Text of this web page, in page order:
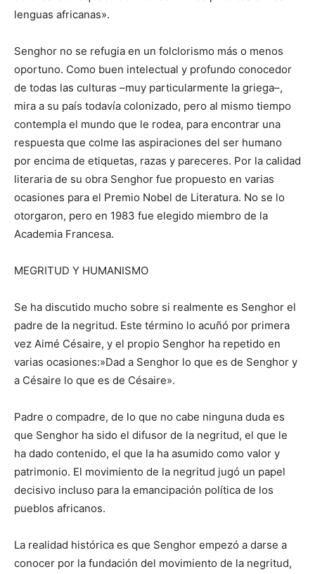
lenguas africanas».
Senghor no se refugia en un folclorismo más o menos
oportuno. Como buen intelectual y profundo conocedor
de todas las culturas –muy particularmente la griega–,
mira a su país todavía colonizado, pero al mismo tiempo
contempla el mundo que le rodea, para encontrar una
respuesta que colme las aspiraciones del ser humano
por encima de etiquetas, razas y pareceres. Por la calidad
literaria de su obra Senghor fue propuesto en varias
ocasiones para el Premio Nobel de Literatura. No se lo
otorgaron, pero en 1983 fue elegido miembro de la
Academia Francesa.
MEGRITUD Y HUMANISMO
Se ha discutido mucho sobre si realmente es Senghor el
padre de la negritud. Este término lo acuñó por primera
vez Aimé Césaire, y el propio Senghor ha repetido en
varias ocasiones:»Dad a Senghor lo que es de Senghor y
a Césaire lo que es de Césaire».
Padre o compadre, de lo que no cabe ninguna duda es
que Senghor ha sido el difusor de la negritud, el que le
ha dado contenido, el que la ha asumido como valor y
patrimonio. El movimiento de la negritud jugó un papel
decisivo incluso para la emancipación política de los
pueblos africanos.
La realidad histórica es que Senghor empezó a darse a
conocer por la fundación del movimiento de la negritud,